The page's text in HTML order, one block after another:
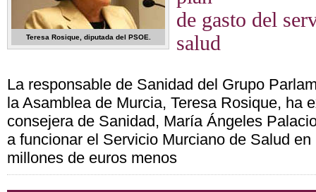
Teresa Rosique, diputada del PSOE.
de gasto del
salud
La responsable de Sanidad del Grupo
la Asamblea de Murcia, Teresa Rosique, ha
consejera de Sanidad, María Ángeles
a funcionar el Servicio Murciano de Salud
millones de euros menos